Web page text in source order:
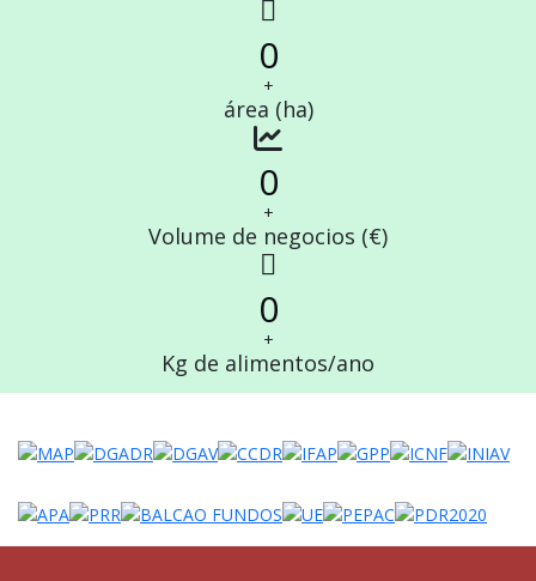
map
0
+
área (ha)
0
+
Volume de negocios (€)
viadeo
0
+
Kg de alimentos/ano